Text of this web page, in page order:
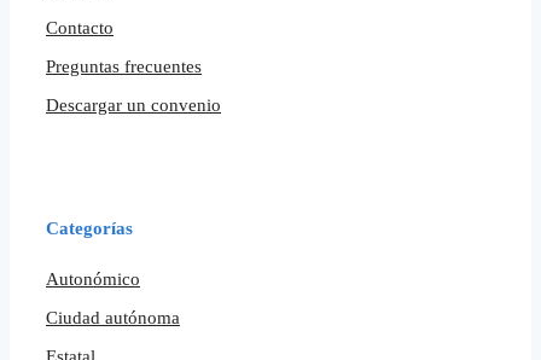
Contacto
Preguntas frecuentes
Descargar un convenio
Categorías
Autonómico
Ciudad autónoma